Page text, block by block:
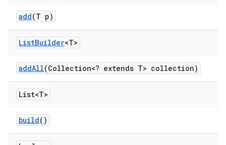
add(T p)
ListBuilder<T>
addAll(Collection<? extends T> collection)
List<T>
build()